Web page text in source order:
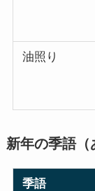
油照り
新年の季語（
季語